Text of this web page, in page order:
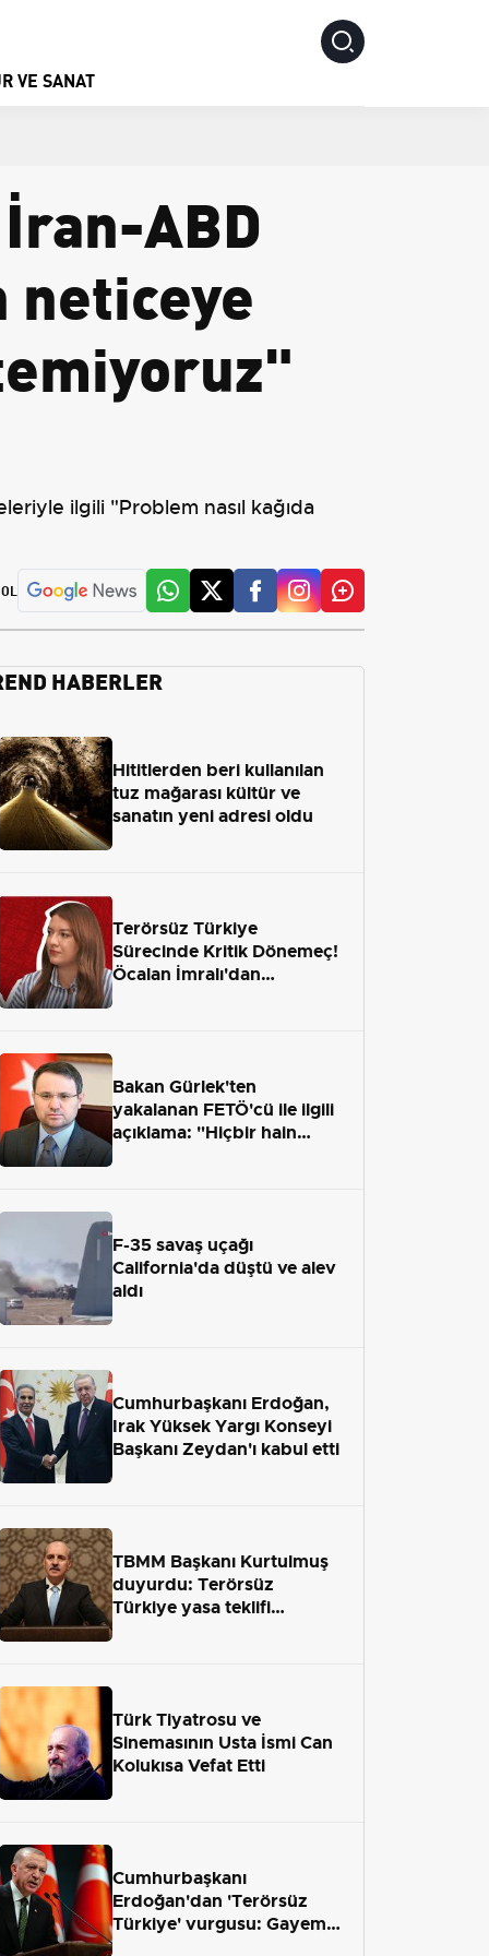
VE SANAT
ABD
ilgili "Problem nasıl kağıda
HABERLER
Hititlerden beri kullanılan
tuz mağarası kültür ve
sanatın yeni adresi oldu
Terörsüz Türkiye
Sürecinde Kritik Dönemeç!
Öcalan İmralı'dan
Bakan Gürlek'ten
yakalanan FETÖ'cü ile ilgili
açıklama: "Hiçbir hain
F-35 savaş uçağı
California'da düştü ve alev
aldı
Cumhurbaşkanı Erdoğan,
Irak Yüksek Yargı Konseyi
Başkanı Zeydan'ı kabul etti
TBMM Başkanı Kurtulmuş
duyurdu: Terörsüz
Türkiye yasa teklifi
Türk Tiyatrosu ve
Sinemasının Usta İsmi Can
Kolukısa Vefat Etti
Cumhurbaşkanı
Erdoğan'dan 'Terörsüz
Türkiye' vurgusu: Gayemiz